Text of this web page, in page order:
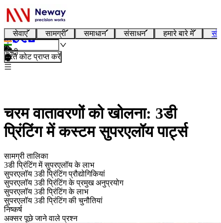
सेवाएं सामग्री समाधान संसाधन हमारे बारे में
हिन्दी
तुरंत कोट प्राप्त करें
चरम वातावरणों को खोलना: 3डी
प्रिंटिंग में कस्टम सुपरएलॉय पार्ट्स
सामग्री तालिका
3डी प्रिंटिंग में सुपरएलॉय के लाभ
सुपरएलॉय 3डी प्रिंटिंग प्रौद्योगिकियां
सुपरएलॉय 3डी प्रिंटिंग के प्रमुख अनुप्रयोग
सुपरएलॉय 3डी प्रिंटिंग के लाभ
सुपरएलॉय 3डी प्रिंटिंग की चुनौतियां
निष्कर्ष
अक्सर पूछे जाने वाले प्रश्न